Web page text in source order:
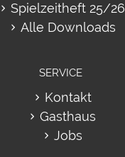
Spielzeitheft 25/26
Alle Downloads
SERVICE
Kontakt
Gasthaus
Jobs